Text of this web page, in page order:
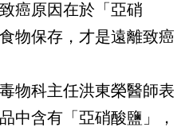
癌原因在於「亞硝
物保存，才是遠離致癌
物科主任洪東榮醫師表
中含有「亞硝酸鹽」，